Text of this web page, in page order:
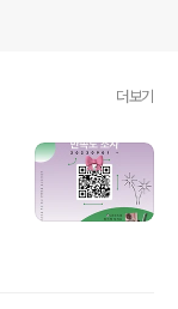
더보기